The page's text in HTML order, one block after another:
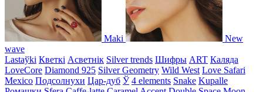
Maki
New
wave
Lastaўki Кветкі Асветнiк Silver trends Шифры ART Каляда
LoveCore Diamond 925 Silver Geometry Wild West Love Safari
Mexico Подсолнухи Цар-дуб Ў 4 elements Snake Kupalle